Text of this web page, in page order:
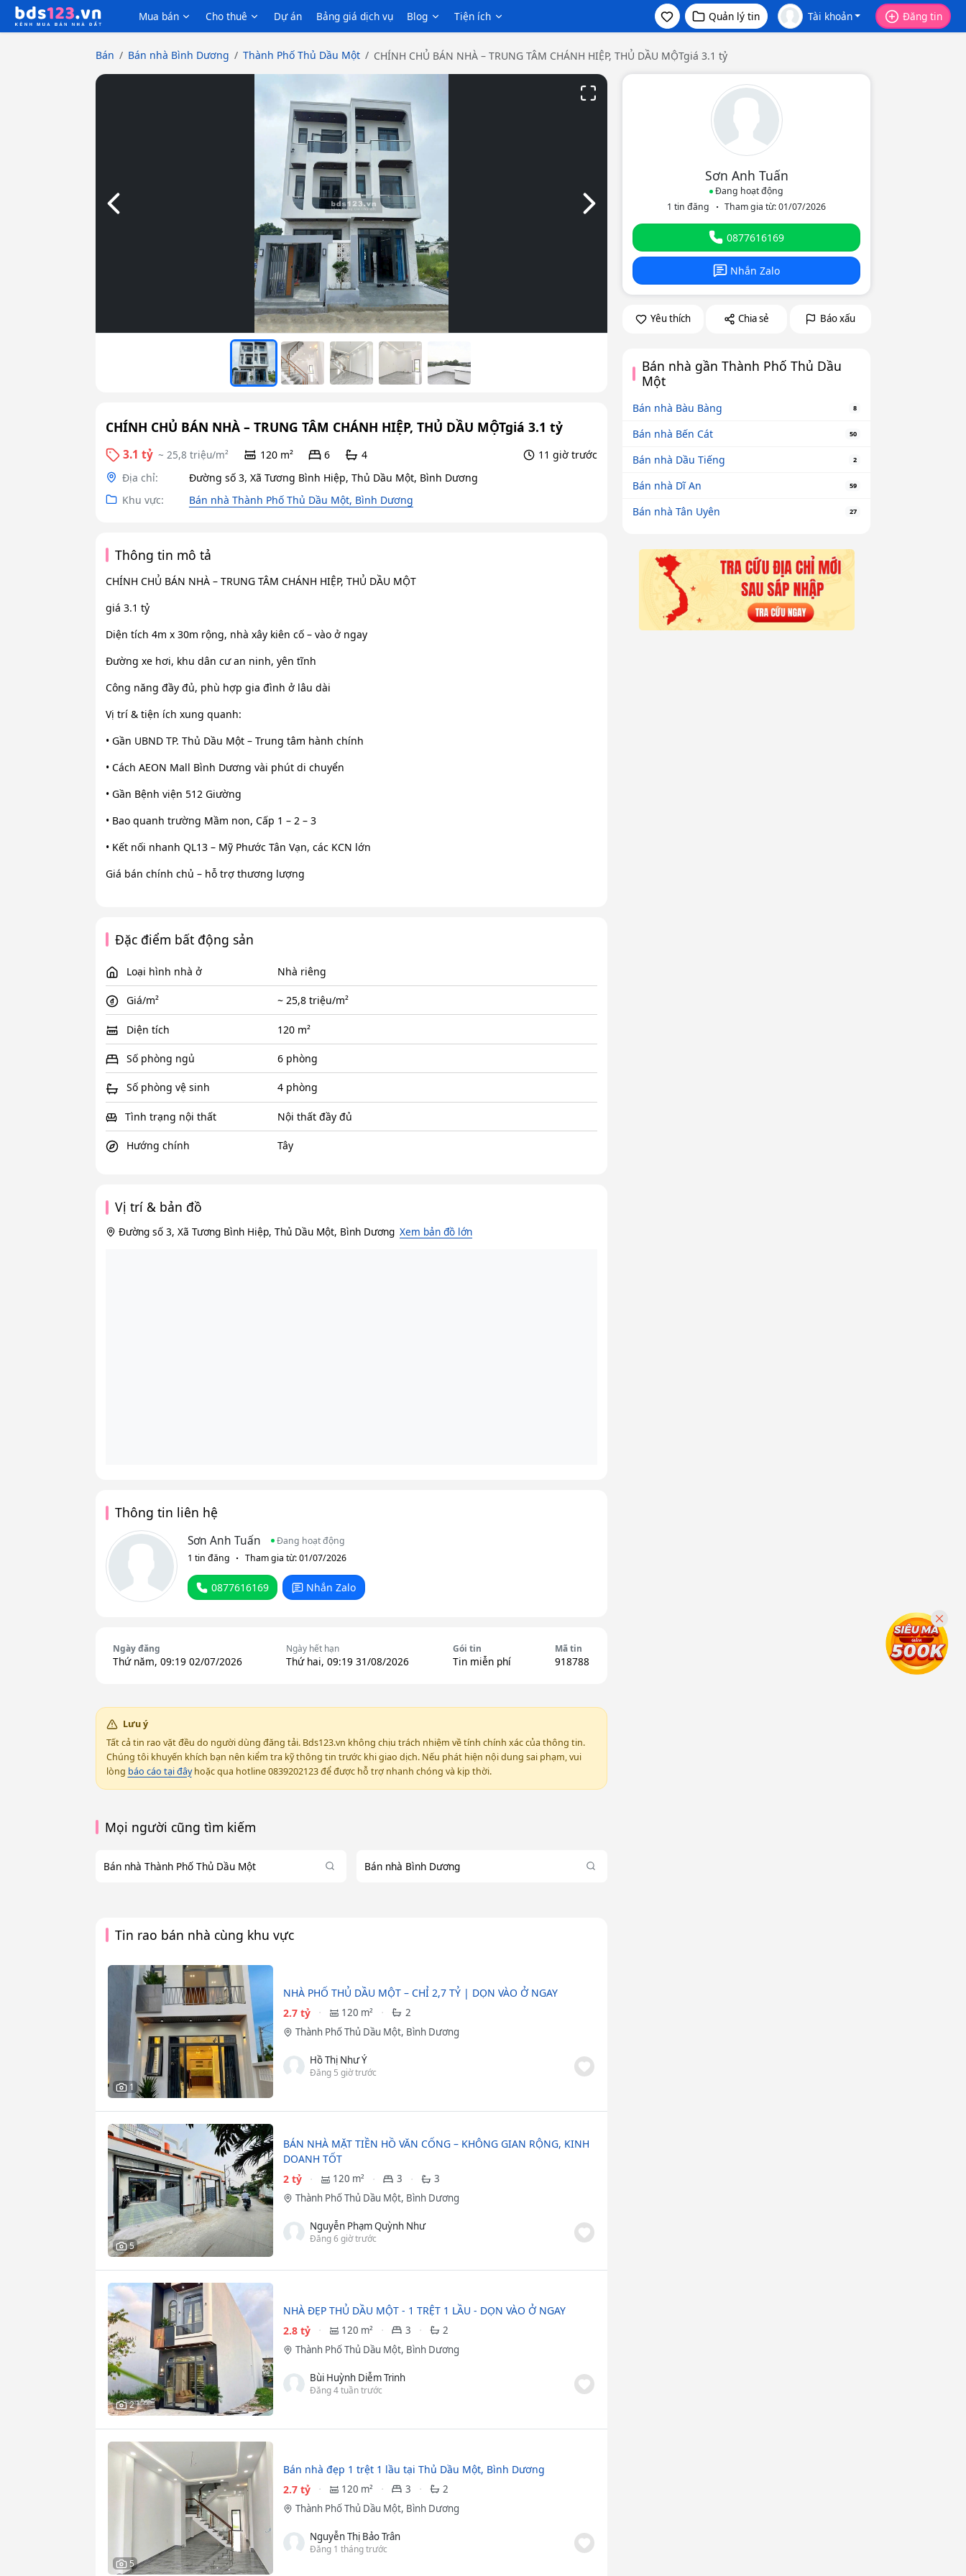
Mua bán Cho thuê Dự án Bảng giá dịch vụ Blog Tiện ích Quản lý tin Tài khoản Đăng tin
Bán Bán nhà Bình Dương Thành Phố Thủ Dầu Một CHÍNH CHỦ BÁN NHÀ – TRUNG TÂM CHÁNH HIỆP, THỦ DẦU MỘTgiá 3.1 tỷ
Slide trước Slide tiếp theo
CHÍNH CHỦ BÁN NHÀ – TRUNG TÂM CHÁNH HIỆP, THỦ DẦU MỘTgiá 3.1 tỷ
3.1 tỷ ~ 25,8 triệu/m² 120 m² 6 4
11 giờ trước
Địa chỉ:
Đường số 3, Xã Tương Bình Hiệp, Thủ Dầu Một, Bình Dương
Khu vực:
Bán nhà Thành Phố Thủ Dầu Một, Bình Dương
Thông tin mô tả
CHÍNH CHỦ BÁN NHÀ – TRUNG TÂM CHÁNH HIỆP, THỦ DẦU MỘT
giá 3.1 tỷ
Diện tích 4m x 30m rộng, nhà xây kiên cố – vào ở ngay
Đường xe hơi, khu dân cư an ninh, yên tĩnh
Công năng đầy đủ, phù hợp gia đình ở lâu dài
Vị trí & tiện ích xung quanh:
• Gần UBND TP. Thủ Dầu Một – Trung tâm hành chính
• Cách AEON Mall Bình Dương vài phút di chuyển
• Gần Bệnh viện 512 Giường
• Bao quanh trường Mầm non, Cấp 1 – 2 – 3
• Kết nối nhanh QL13 – Mỹ Phước Tân Vạn, các KCN lớn
Giá bán chính chủ – hỗ trợ thương lượng
Đặc điểm bất động sản
Loại hình nhà ở Nhà riêng
Giá/m² ~ 25,8 triệu/m²
Diện tích 120 m²
Số phòng ngủ 6 phòng
Số phòng vệ sinh 4 phòng
Tình trạng nội thất Nội thất đầy đủ
Hướng chính Tây
Vị trí & bản đồ
Đường số 3, Xã Tương Bình Hiệp, Thủ Dầu Một, Bình Dương Xem bản đồ lớn
Thông tin liên hệ
Sơn Anh Tuấn
Đang hoạt động
1 tin đăng
Tham gia từ: 01/07/2026
0877616169 Nhắn Zalo
Ngày đăng
Thứ năm, 09:19 02/07/2026
Ngày hết hạn
Thứ hai, 09:19 31/08/2026
Gói tin
Tin miễn phí
Mã tin
918788
Lưu ý
Tất cả tin rao vặt đều do người dùng đăng tải. Bds123.vn không chịu trách nhiệm về tính chính xác của thông tin.
Chúng tôi khuyến khích bạn nên kiểm tra kỹ thông tin trước khi giao dịch. Nếu phát hiện nội dung sai phạm, vui
lòng báo cáo tại đâyhoặc qua hotline 0839202123 để được hỗ trợ nhanh chóng và kịp thời.
Mọi người cũng tìm kiếm
Bán nhà Thành Phố Thủ Dầu Một Bán nhà Bình Dương
Tin rao bán nhà cùng khu vực
1
NHÀ PHỐ THỦ DẦU MỘT – CHỈ 2,7 TỶ | DỌN VÀO Ở NGAY
2.7 tỷ
120 m²
2
Thành Phố Thủ Dầu Một, Bình Dương
Hồ Thị Như Ý
Đăng 5 giờ trước
5
BÁN NHÀ MẶT TIỀN HỒ VĂN CỐNG – KHÔNG GIAN RỘNG, KINH
DOANH TỐT
2 tỷ
120 m² 3
3
Thành Phố Thủ Dầu Một, Bình Dương
Nguyễn Phạm Quỳnh Như
Đăng 6 giờ trước
2
NHÀ ĐẸP THỦ DẦU MỘT - 1 TRỆT 1 LẦU - DỌN VÀO Ở NGAY
2.8 tỷ
120 m² 3
2
Thành Phố Thủ Dầu Một, Bình Dương
Bùi Huỳnh Diễm Trinh
Đăng 4 tuần trước
5
Bán nhà đẹp 1 trệt 1 lầu tại Thủ Dầu Một, Bình Dương
2.7 tỷ
120 m² 3
2
Thành Phố Thủ Dầu Một, Bình Dương
Nguyễn Thị Bảo Trân
Đăng 1 tháng trước
Sơn Anh Tuấn
Đang hoạt động
1 tin đăng
Tham gia từ: 01/07/2026
0877616169
Nhắn Zalo
Yêu thích Chia sẻ Báo xấu
Bán nhà gần Thành Phố Thủ Dầu
Một
Bán nhà Bàu Bàng 8
Bán nhà Bến Cát 50
Bán nhà Dầu Tiếng 2
Bán nhà Dĩ An 59
Bán nhà Tân Uyên 27